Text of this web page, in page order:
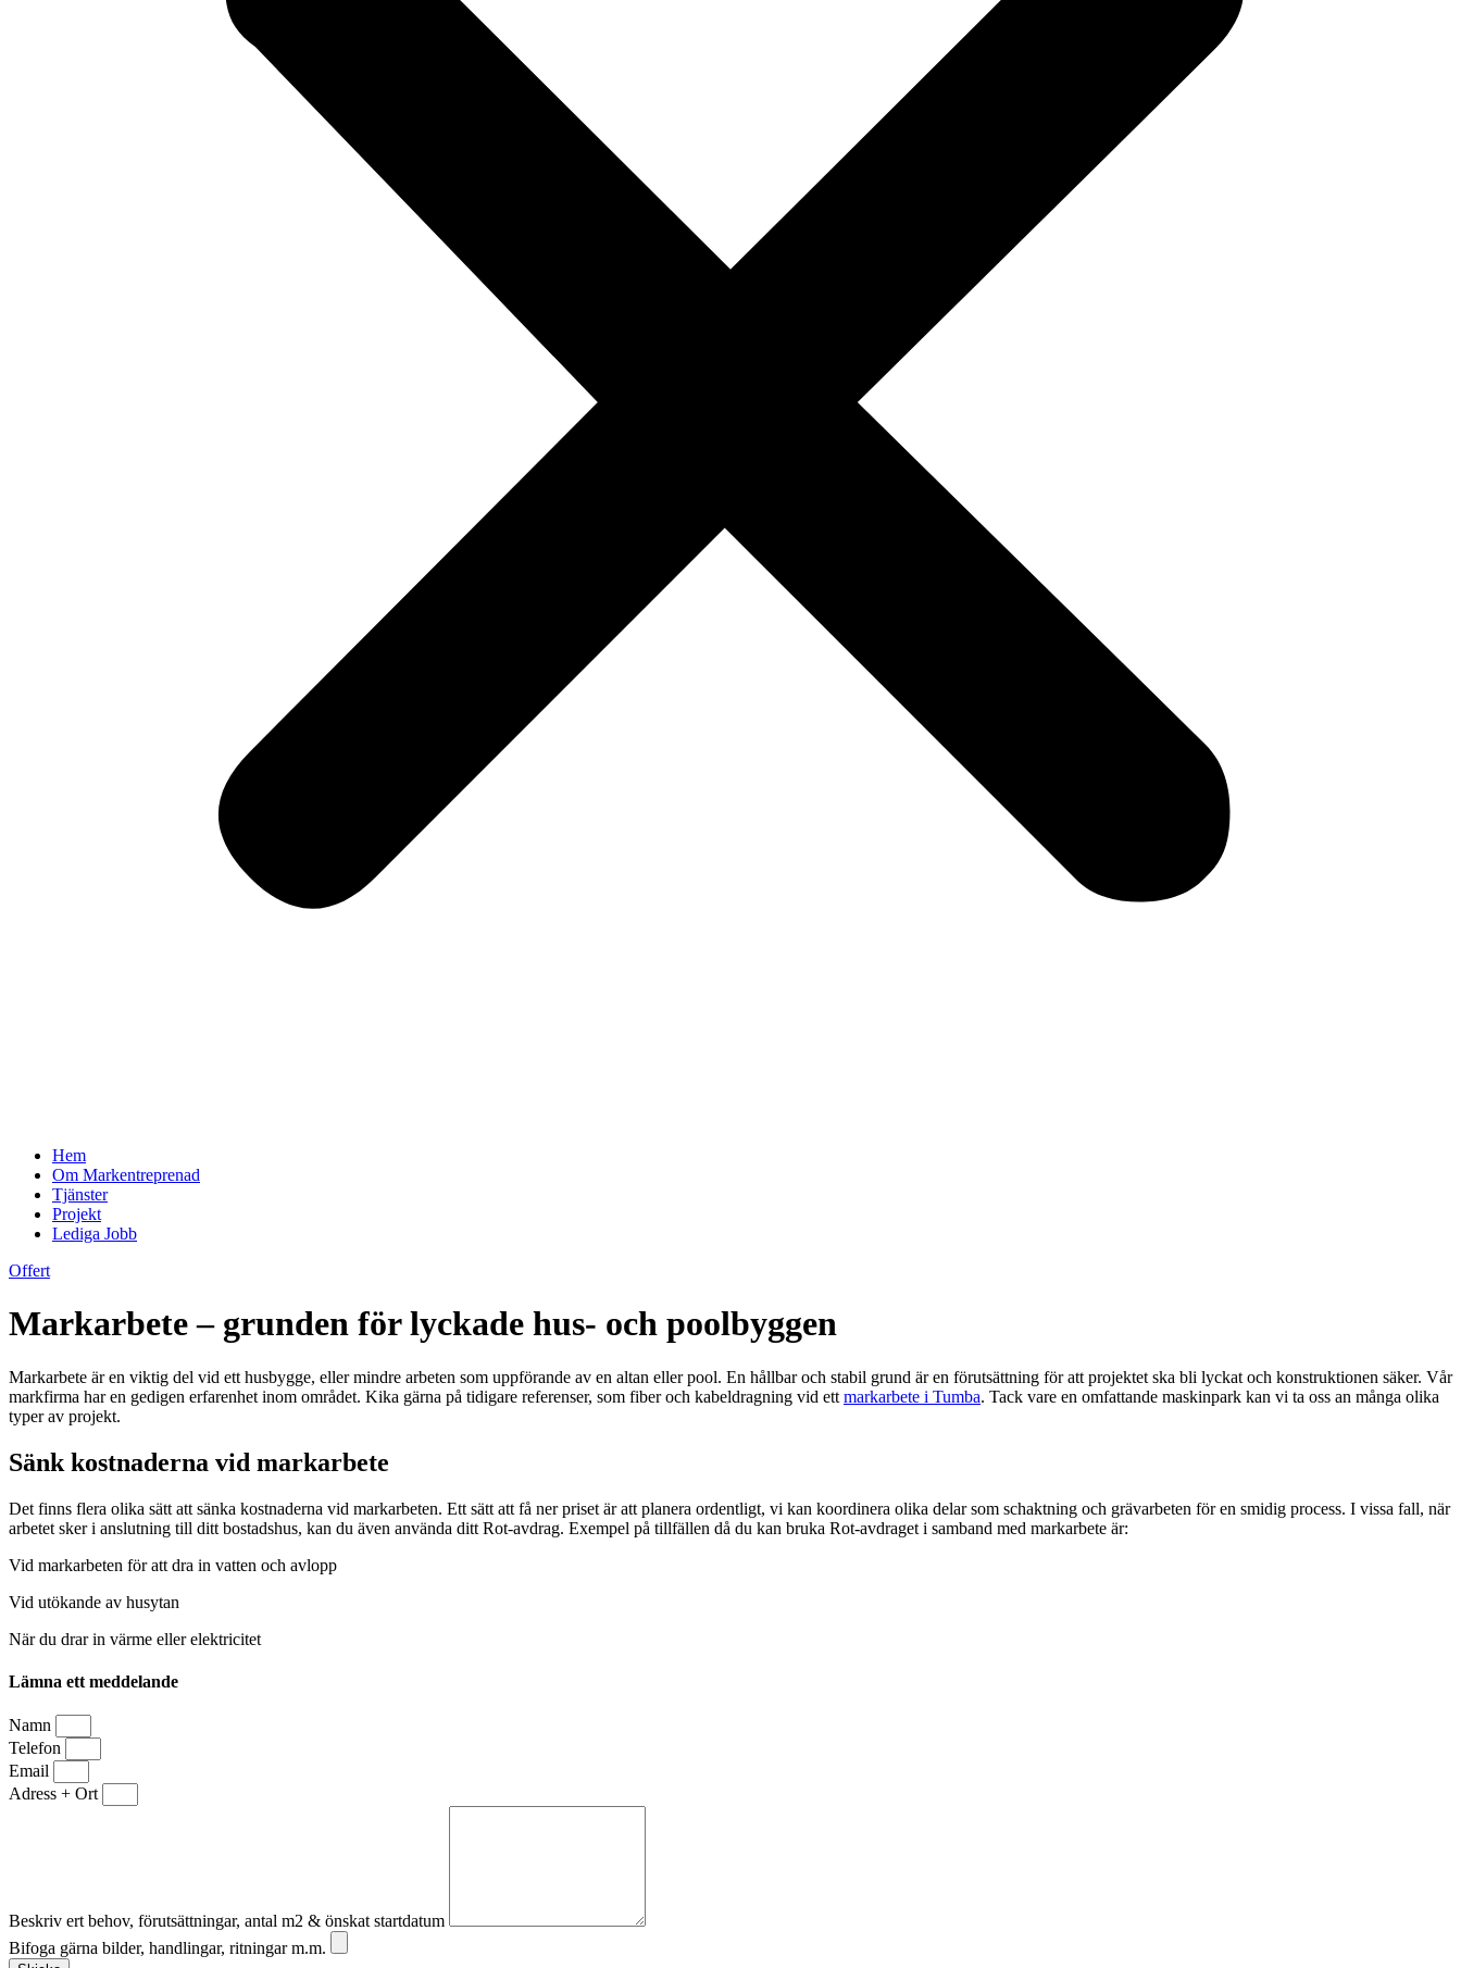
Hem
Om Markentreprenad
Tjänster
Projekt
Lediga Jobb
Offert
Markarbete – grunden för lyckade hus- och poolbyggen
Markarbete är en viktig del vid ett husbygge, eller mindre arbeten som uppförande av en altan eller pool. En hållbar och stabil grund är en förutsättning för att projektet ska bli lyckat och konstruktionen säker. Vår
markfirma har en gedigen erfarenhet inom området. Kika gärna på tidigare referenser, som fiber och kabeldragning vid ett markarbete i Tumba. Tack vare en omfattande maskinpark kan vi ta oss an många olika
typer av projekt.
Sänk kostnaderna vid markarbete
Det finns flera olika sätt att sänka kostnaderna vid markarbeten. Ett sätt att få ner priset är att planera ordentligt, vi kan koordinera olika delar som schaktning och grävarbeten för en smidig process. I vissa fall, när
arbetet sker i anslutning till ditt bostadshus, kan du även använda ditt Rot-avdrag. Exempel på tillfällen då du kan bruka Rot-avdraget i samband med markarbete är:
Vid markarbeten för att dra in vatten och avlopp
Vid utökande av husytan
När du drar in värme eller elektricitet
Lämna ett meddelande
Namn
Telefon
Email
Adress + Ort
Beskriv ert behov, förutsättningar, antal m2 & önskat startdatum
Bifoga gärna bilder, handlingar, ritningar m.m.